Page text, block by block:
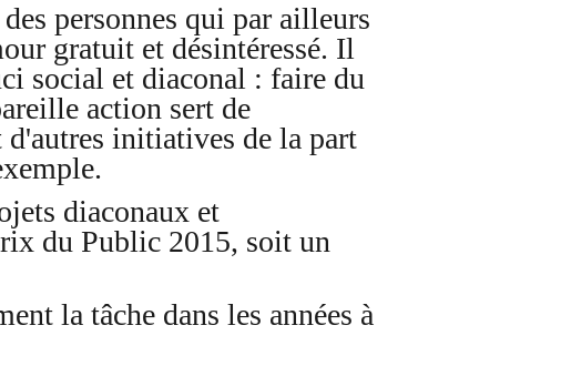
personnes qui par ailleurs
gratuit et désintéressé. Il
social et diaconal : faire du
action sert de
initiatives de la part
diaconaux et
du Public 2015, soit un
la tâche dans les années à